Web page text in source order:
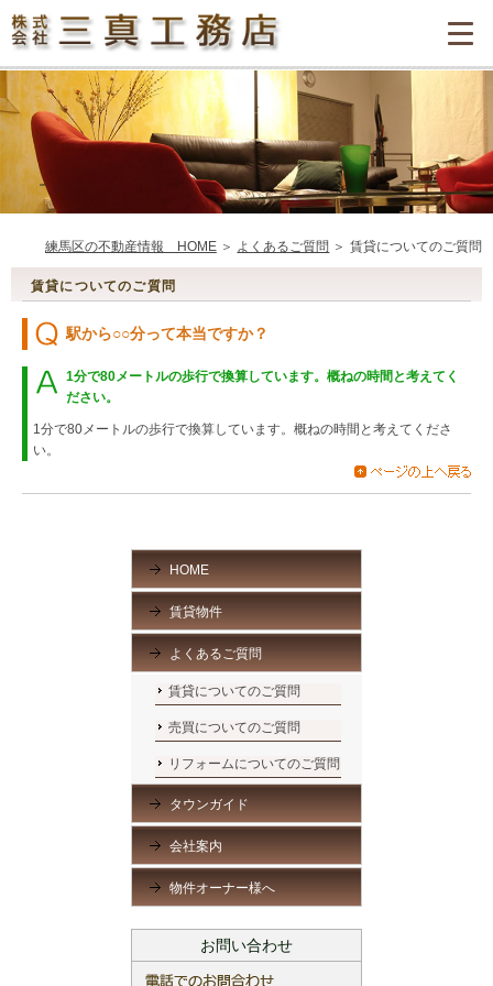
練馬区の不動産情報 HOME よくあるご質問 賃貸についてのご質問
賃貸についてのご質問
駅から○○分って本当ですか？
1分で80メートルの歩行で換算しています。概ねの時間と考えてく
ださい。
1分で80メートルの歩行で換算しています。概ねの時間と考えてくださ
い。
HOME
賃貸物件
よくあるご質問
賃貸についてのご質問
売買についてのご質問
リフォームについてのご質問
タウンガイド
会社案内
物件オーナー様へ
お問い合わせ